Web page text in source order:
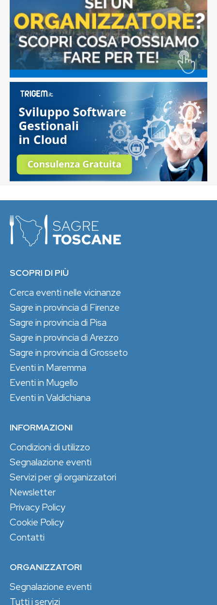
SCOPRI DI PIÙ
Cerca eventi nelle vicinanze
Sagre in provincia di Firenze
Sagre in provincia di Pisa
Sagre in provincia di Arezzo
Sagre in provincia di Grosseto
Eventi in Maremma
Eventi in Mugello
Eventi in Valdichiana
INFORMAZIONI
Condizioni di utilizzo
Segnalazione eventi
Servizi per gli organizzatori
Newsletter
Privacy Policy
Cookie Policy
Contatti
ORGANIZZATORI
Segnalazione eventi
Tutti i servizi